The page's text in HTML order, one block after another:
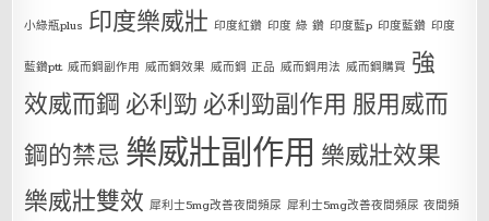
小綠瓶plus 印度樂威壯 印度紅鑽 印度 綠 鑽 印度藍p 印度藍鑽 印度
藍鑽ptt 威而鋼副作用 威而鋼效果 威而鋼 正品 威而鋼用法 威而鋼購買 強
效威而鋼 必利勁 必利勁副作用 服用威而
鋼的禁忌 樂威壯副作用 樂威壯效果
樂威壯雙效 犀利士5mg改善夜間頻尿 犀利士5mg改善夜間頻尿 夜間頻